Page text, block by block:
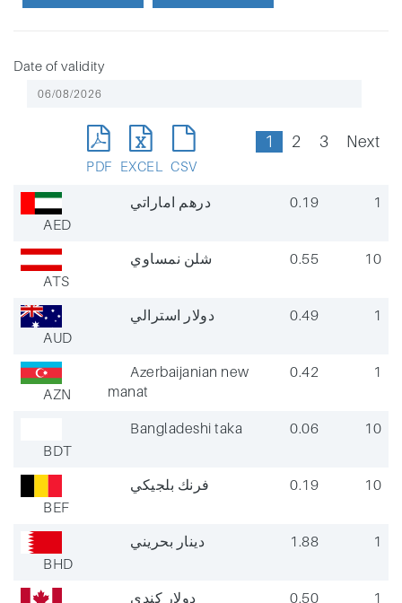
Date of validity
1 2 3 Next
PDF EXCEL CSV
AED
درهم اماراتي 0.19 1
ATS
شلن نمساوي 0.55 10
AUD
دولار استرالي 0.49 1
AZN
Azerbaijanian new
manat
0.42 1
BDT
Bangladeshi taka 0.06 10
BEF
فرنك بلجيكي 0.19 10
BHD
دينار بحريني 1.88 1
دولار كندي 0.50 1